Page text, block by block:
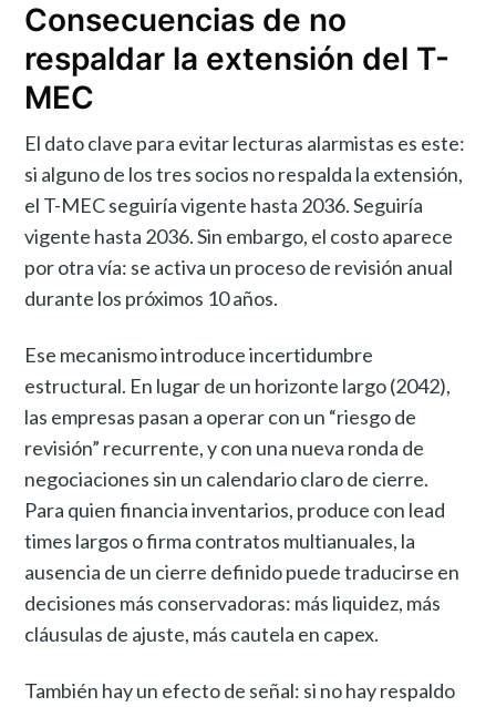
Consecuencias de no
respaldar la extensión del T-
MEC
El dato clave para evitar lecturas alarmistas es este:
si alguno de los tres socios no respalda la extensión,
el T-MEC seguiría vigente hasta 2036. Seguiría
vigente hasta 2036. Sin embargo, el costo aparece
por otra vía: se activa un proceso de revisión anual
durante los próximos 10 años.
Ese mecanismo introduce incertidumbre
estructural. En lugar de un horizonte largo (2042),
las empresas pasan a operar con un “riesgo de
revisión” recurrente, y con una nueva ronda de
negociaciones sin un calendario claro de cierre.
Para quien financia inventarios, produce con lead
times largos o firma contratos multianuales, la
ausencia de un cierre definido puede traducirse en
decisiones más conservadoras: más liquidez, más
cláusulas de ajuste, más cautela en capex.
También hay un efecto de señal: si no hay respaldo